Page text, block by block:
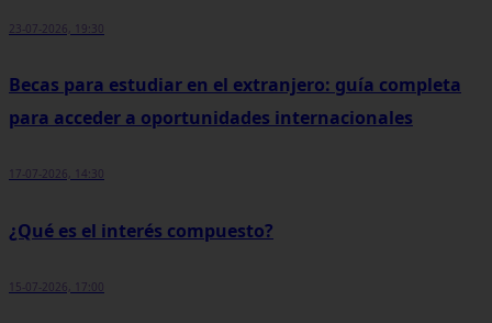
23-07-2026, 19:30
Becas para estudiar en el extranjero: guía completa
para acceder a oportunidades internacionales
17-07-2026, 14:30
¿Qué es el interés compuesto?
15-07-2026, 17:00